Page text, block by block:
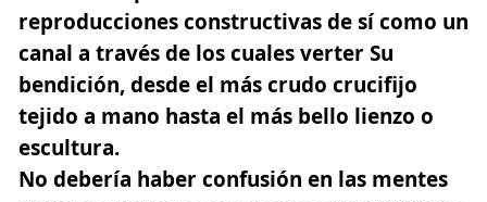
reproducciones constructivas de sí como un
canal a través de los cuales verter Su
bendición, desde el más crudo crucifijo
tejido a mano hasta el más bello lienzo o
escultura.
No debería haber confusión en las mentes